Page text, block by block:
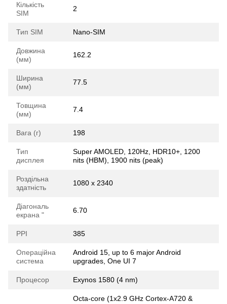
Кількість
SIM
2
Тип SIM Nano-SIM
Довжина
(мм)
162.2
Ширина
(мм)
77.5
Товщина
(мм)
7.4
Вага (г) 198
Тип
дисплея
Super AMOLED, 120Hz, HDR10+, 1200
nits (HBM), 1900 nits (peak)
Роздільна
здатність
1080 x 2340
Діагональ
екрана "
6.70
РРІ 385
Операційна
система
Android 15, up to 6 major Android
upgrades, One UI 7
Процесор Exynos 1580 (4 nm)
Octa-core (1x2.9 GHz Cortex-A720 &